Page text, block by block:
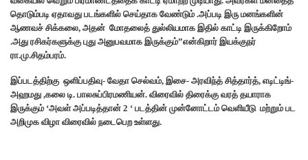
தொடும்படி ஏதாவது படங்களில் செய்தாக வேண்டும் .அப்படி இரு மனங்களின்
ஆணவச் சிக்கலை, அதன் மோதலைத் துல்லியமாக இதில் காட்டி இருக்கிறோம்
.அது ரசிகர்களுக்கு புது அனுபவமாக இருக்கும்”என்கிறார் இயக்குநர்
ரா.மு.சிதம்பரம்.
இப்படத்திற்கு ஒளிப்பதிவு- வேதா செல்வம், இசை- அரவிந்த் சித்தார்த், எடிட்டிங்-
அஹமது ,கலை டி. பாலசுப்பிரமணியன். விரைவில் திரைக்கு வரத் தயாராக
இருக்கும் ‘அவள் அப்படித்தான் 2 ‘ படத்தின் முன்னோட்டம் வெளியீடு மற்றும் பட
அறிமுக விழா விரைவில் நடைபெற உள்ளது.